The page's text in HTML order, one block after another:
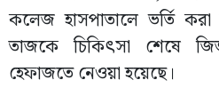
কলেজ হাসপাতালে ভর্তি
তাজকে চিকিৎসা শেষে
হেফাজতে নেওয়া হয়েছে।